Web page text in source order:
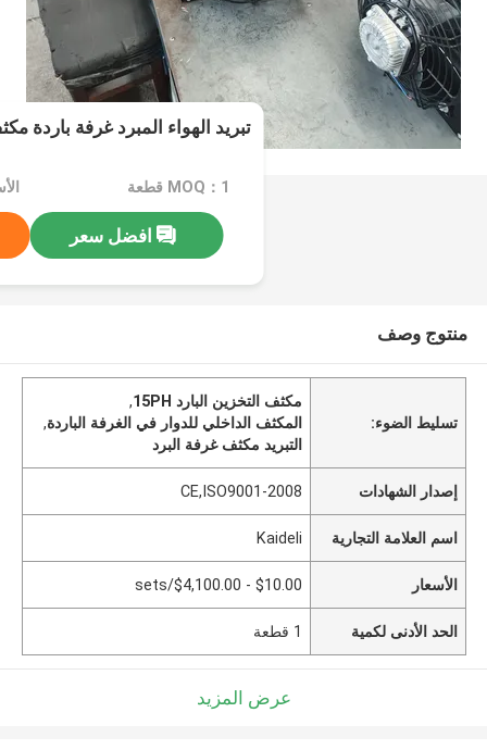
تبريد الهواء المبرد غرفة باردة
MOQ：1 قطعة
افضل سعر
منتوج وصف
تسليط الضوء:
مكثف التخزين البارد 15PH
,
المكثف الداخلي للدوار في الغرفة الباردة,
التبريد مكثف غرفة البرد
إصدار الشهادات CE,ISO9001-2008
اسم العلامة التجارية Kaideli
الأسعار $10.00 - $4,100.00/sets
الحد الأدنى لكمية 1 قطعة
عرض المزيد